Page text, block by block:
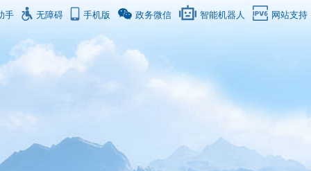
手 无障碍 手机版 政务微信 智能机器人 网站支持